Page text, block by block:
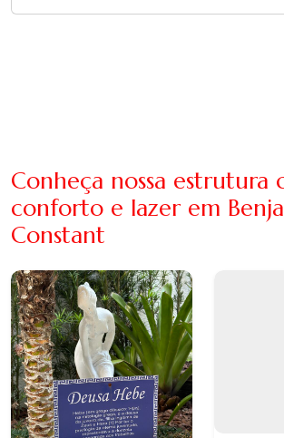
Conheça nossa estrutura
conforto e lazer em
Constant